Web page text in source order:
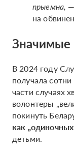
прыемна,
на
В 2024 году
получала
части случаях
волонтеры
покинуть
как
детьми.